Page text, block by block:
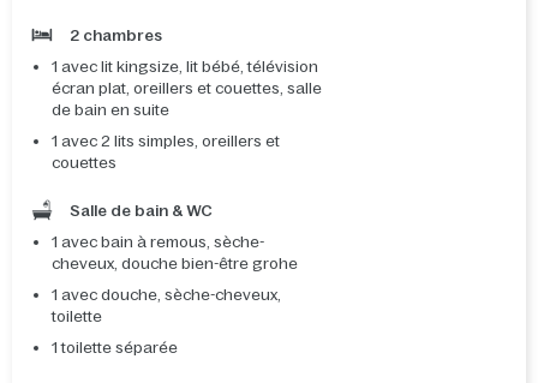
2 chambres
1 avec lit kingsize, lit bébé, télévision
écran plat, oreillers et couettes, salle
de bain en suite
1 avec 2 lits simples, oreillers et
couettes
Salle de bain & WC
1 avec bain à remous, sèche-
cheveux, douche bien-être grohe
1 avec douche, sèche-cheveux,
toilette
1 toilette séparée